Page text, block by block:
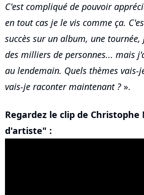
C'est compliqué de pouvoir
en tout cas je le vis comme ça.
succès sur un album, une
des milliers de personnes... mais
au lendemain. Quels thèmes vais-
vais-je raconter maintenant ?».
Regardez le clip de Christophe
d'artiste" :